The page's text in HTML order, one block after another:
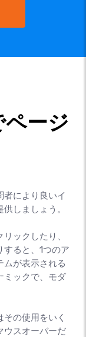
ページ
者により良いイ
しましょう。
ックしたり、
すると、1つのア
ムが表示される
ミックで、モダ
の使用をいく
ウスオーバーだ